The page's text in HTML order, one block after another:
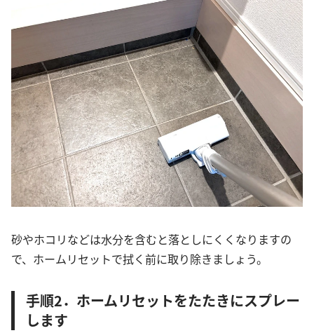
砂やホコリなどは水分を含むと落としにくくなりますの
で、ホームリセットで拭く前に取り除きましょう。
手順2．ホームリセットをたたきにスプレー
します